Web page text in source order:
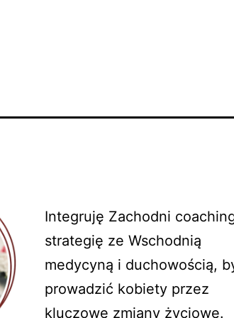
Integruję Zachodni
strategię ze Wschodnią
medycyną i duchowością,
prowadzić kobiety przez
kluczowe zmiany życiowe.